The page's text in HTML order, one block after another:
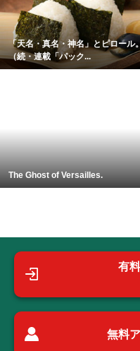
「天名・真名・神名」とピロール
（続・連載「パック...
The Ghost of Versailles.
有
無料